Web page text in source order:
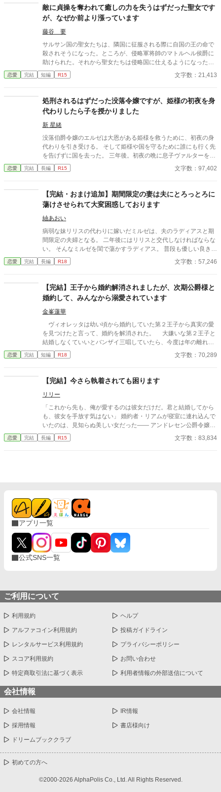
敵に貞操を奪われて癒しの力を失うはずだった聖女です
が、なぜか前より漲っています
藤谷 要
サルサン国の聖女たちは、隣国に征服される際に自国の王の命で
殺されそうになった。ところが、侵略軍将帥のマトルヘル侯爵に
助けられた。それから聖女たちは侵略国に仕えるようになった
が、一か月後に筆頭聖女だったルミネラは命の恩人の侯爵へ嫁ぐ
ように国王から命じられる。 結婚披露宴では、陛下に側妃として
めて「陛下の手がつかなかったら一年後に妻にしてほしい」と頼
んでいた。しかも、侯爵はその手を振り払いもしない。 聖女は愛
のない交わりで神の加護を失うとされているので、当然白い結婚
だと思っていたが、初夜に侯爵のメイアスから体の関係を迫られ
る。彼は命の恩人だったので、ルミネラはそのまま彼を受け入れ
た。 侯爵がかつての恋人に似ていたとはいえ、侯爵と孤児だった
彼は全く別人。愛のない交わりだったので、当然力を失うと思っ
ていたが、なぜか以前よりも力が漲っていた。 ※全１１話 ２万
字程度の話です。
恋愛 完結 短編 R15 文字数：21,413
処刑されるはずだった没落令嬢ですが、姫様の初夜を身
代わりしたら子を授かりました
新 星緒
没落伯爵令嬢のエルゼは大恩がある姫様を救うために、初夜の身
代わりを引き受ける。 そして姫様や国を守るために誰にも行く先
を告げずに国を去った。 三年後。初夜の晩に息子ヴァルターを授
かっていたエルゼは、ひっそりと暮らしていた。ところが元婚約
者に拉致られて、あわやというところに初夜の相手であるハイン
「初夜の相手が君だと最初からわかっていたが？」 ――身代わり
初夜から始まる、純愛溺愛執着愛のお話！
恋愛 完結 長編 R15 文字数：97,402
【完結・おまけ追加】期間限定の妻は夫にとろっとろに
蕩けさせられて大変困惑しております
紬あおい
病弱な妹リリスの代わりに嫁いだミルゼは、夫のラディアスと期
間限定の夫婦となる。 二年後にはリリスと交代しなければならな
い。 そんなミルゼを閨で蕩かすラディアス。 普段も優しい良き夫
に困惑を隠せないミルゼだった…
恋愛 完結 長編 R18 文字数：57,246
【完結】王子から婚約解消されましたが、次期公爵様と
婚約して、みんなから溺愛されています
金峯蓮華
ヴィオレッタは幼い頃から婚約していた第２王子から真実の愛
を見つけたと言って、婚約を解消された。 大嫌いな第２王子と
結婚しなくていいとバンザイ三唱していたら、今度は年の離れ
た。筆頭公爵家の嫡男と婚約させられた。 のんびり過ごしたか
ったけど、公爵夫妻と両親は仲良しだし、ヴィオレッタのことも
た。 ヴィオレッタは婚約者がプチヤンデレなことには全く気が
タ命のプチヤンデレユリウスの緩い恋の物語です。 ゆるふわな
設定です。 暢気な主人公がハイスペプチヤンデレ男子に溺愛さ
れます。 Ｒ１５は保険です。
恋愛 完結 短編 R18 文字数：70,289
【完結】今さら執着されても困ります
リリー
「これから先も、俺が愛するのは彼女だけだ。君と結婚してから
も、彼女を手放す気はない」 婚約者・リアムが寝室に連れ込んで
いたのは、見知らぬ美しい女だった―― アンドレセン公爵令嬢の
ユリアナは、「呪われた子」として忌み嫌われながらも、政略結
婚によりクロシェード公爵家の嫡男・リアムと婚約し、彼の屋敷
女は庭園で、謎めいた美しい青年・フィンレイと出会う。 彼との
出会いが、凍りついていたユリアナの人生を劇的に変えていく。
一方、急に素っ気なくなったユリアナに、リアムは焦りと歪んだ
執着を抱き始める。 ・全体的に暗い内容です。 ・注意喚起を含む
章は※を付けています。
恋愛 完結 長編 R15 文字数：83,834
アプリ一覧
公式SNS一覧
ご利用について
利用規約 ヘルプ
アルファコイン利用規約 投稿ガイドライン
レンタルサービス利用規約 プライバシーポリシー
スコア利用規約 お問い合わせ
特定商取引法に基づく表示 利用者情報の外部送信について
会社情報
会社情報 IR情報
採用情報 書店様向け
ドリームブッククラブ
初めての方へ
©2000-2026 AlphaPolis Co., Ltd. All Rights Reserved.